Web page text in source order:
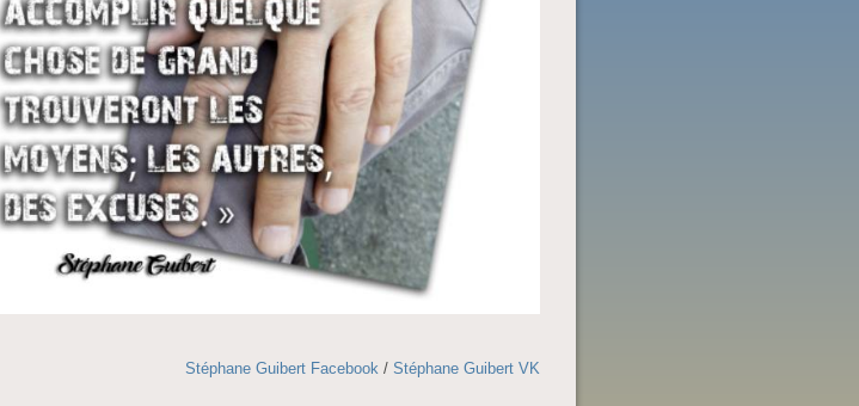
Stéphane Guibert Facebook / Stéphane Guibert VK